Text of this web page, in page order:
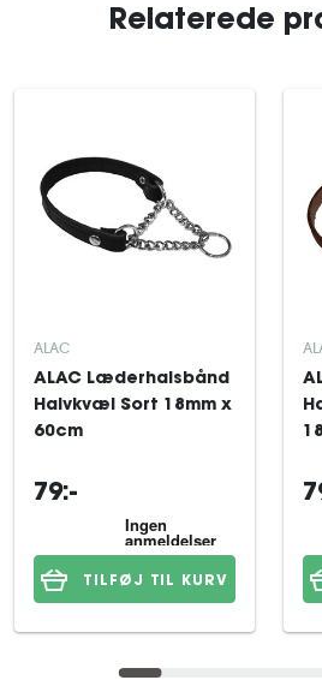
Relaterede
ALAC
ALAC Læderhalsbånd
Halvkvæl Sort 18mm x
60cm
79:-
TILFØJ TIL KURV